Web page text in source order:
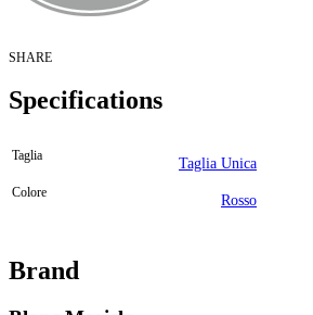
SHARE
Specifications
Taglia Taglia Unica
Colore Rosso
Brand